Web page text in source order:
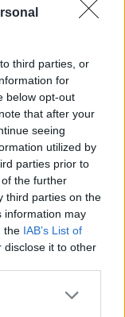
third parties, or
for
below opt-out
that after your
seeing
utilized by
parties prior to
the further
third parties on the
information may
the IAB’s List of
disclose it to other
or more Google